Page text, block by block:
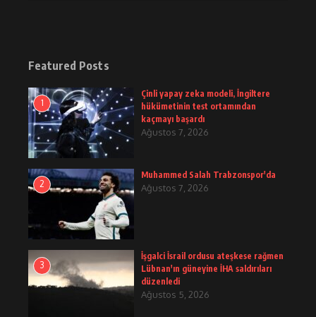
Featured Posts
1
Çinli yapay zeka modeli, İngiltere
hükümetinin test ortamından
kaçmayı başardı
Ağustos 7, 2026
2
Muhammed Salah Trabzonspor'da
Ağustos 7, 2026
3
İşgalci İsrail ordusu ateşkese rağmen
Lübnan'ın güneyine İHA saldırıları
düzenledi
Ağustos 5, 2026